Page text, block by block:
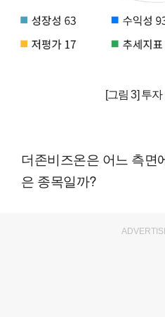
[그림 3] 투
더존비즈온은 어느 측면
은 종목일까?